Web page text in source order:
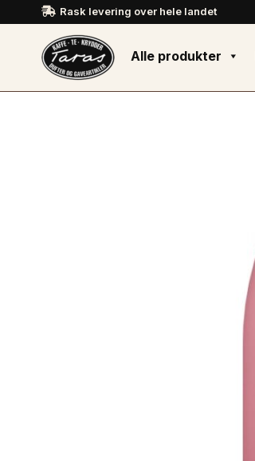
 Rask levering over hele landet
Alle produkter